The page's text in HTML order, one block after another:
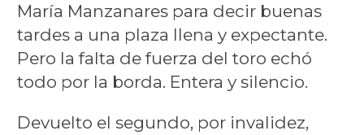
María Manzanares para decir buenas
tardes a una plaza llena y expectante.
Pero la falta de fuerza del toro echó
todo por la borda. Entera y silencio.
Devuelto el segundo, por invalidez,